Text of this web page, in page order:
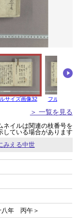
サイズ画像32 フルサイズ
＞ 一覧を見る
ネイルは関連の枝番号を
している場合があります
みえる中世
八年 丙午＞